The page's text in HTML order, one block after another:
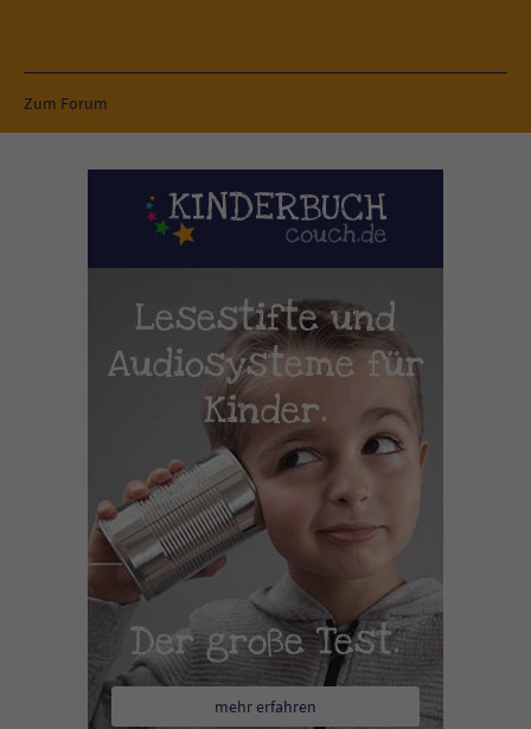
Zum Forum
Lesestifte und
Audiosysteme für
Kinder.
Der große Test.
mehr erfahren